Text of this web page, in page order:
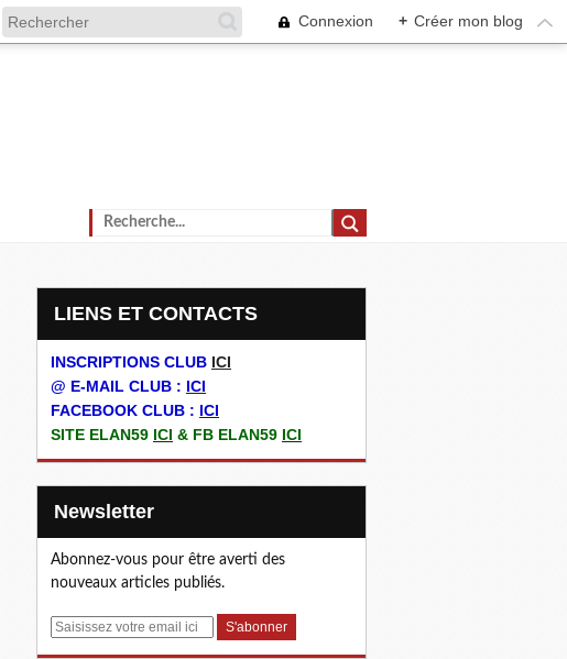
Connexion + Créer mon blog
LIENS ET CONTACTS
INSCRIPTIONS CLUB ICI
@ E-MAIL CLUB : ICI
FACEBOOK CLUB : ICI
SITE ELAN59 ICI & FB ELAN59 ICI
Newsletter
Abonnez-vous pour être averti des
nouveaux articles publiés.
E